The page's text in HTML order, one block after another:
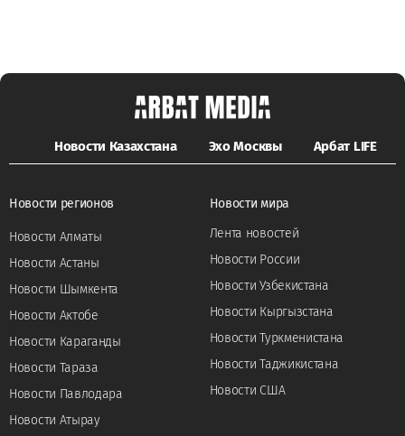
Новости Казахстана Эхо Москвы Арбат LIFE
Новости регионов
Новости Алматы
Новости Астаны
Новости Шымкента
Новости Актобе
Новости Караганды
Новости Тараза
Новости Павлодара
Новости Атырау
Новости мира
Лента новостей
Новости России
Новости Узбекистана
Новости Кыргызстана
Новости Туркменистана
Новости Таджикистана
Новости США